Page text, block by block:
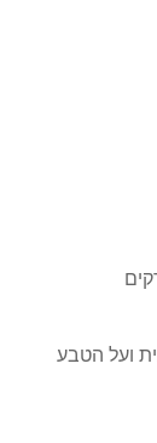
ועל הטבע